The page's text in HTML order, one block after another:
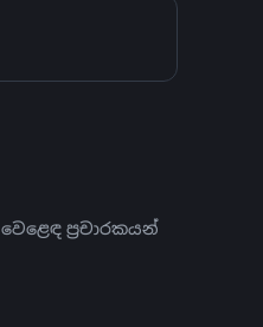
වෙළෙඳ ප්‍රචාරකයන්